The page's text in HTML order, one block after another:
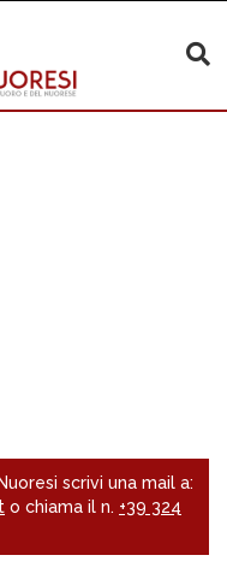
scrivi una mail a:
o chiama il n. +39 324